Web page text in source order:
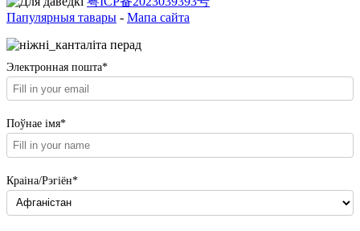
Папулярныя тавары - Мапа сайта
Электронная пошта*
Поўнае імя*
Краіна/Рэгіён*